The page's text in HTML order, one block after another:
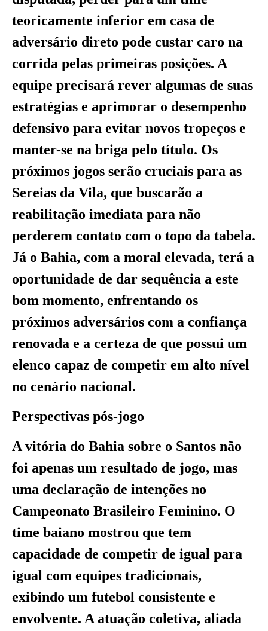
teoricamente inferior em casa de
adversário direto pode custar caro na
corrida pelas primeiras posições. A
equipe precisará rever algumas de suas
estratégias e aprimorar o desempenho
defensivo para evitar novos tropeços e
manter-se na briga pelo título. Os
próximos jogos serão cruciais para as
Sereias da Vila, que buscarão a
reabilitação imediata para não
perderem contato com o topo da tabela.
Já o Bahia, com a moral elevada, terá a
oportunidade de dar sequência a este
bom momento, enfrentando os
próximos adversários com a confiança
renovada e a certeza de que possui um
elenco capaz de competir em alto nível
no cenário nacional.
Perspectivas pós-jogo
A vitória do Bahia sobre o Santos não
foi apenas um resultado de jogo, mas
uma declaração de intenções no
Campeonato Brasileiro Feminino. O
time baiano mostrou que tem
capacidade de competir de igual para
igual com equipes tradicionais,
exibindo um futebol consistente e
envolvente. A atuação coletiva, aliada